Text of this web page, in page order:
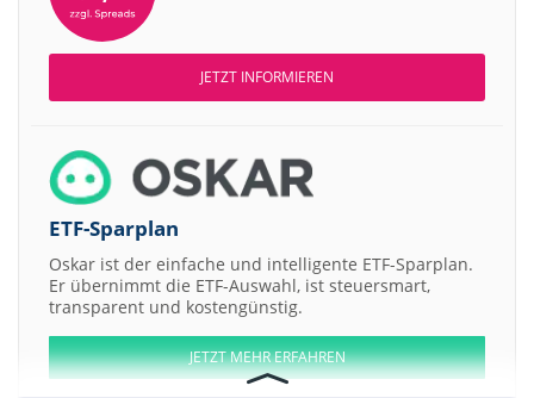
JETZT INFORMIEREN
ETF-Sparplan
Oskar ist der einfache und intelligente ETF-Sparplan.
Er übernimmt die ETF-Auswahl, ist steuersmart,
transparent und kostengünstig.
JETZT MEHR ERFAHREN